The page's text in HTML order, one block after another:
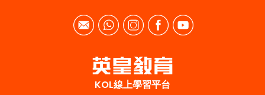
KOL線上學習平台